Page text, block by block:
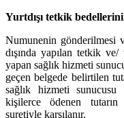
Yurtdışı tetkik
Numunenin gönderilmesi
dışında yapılan tetkik
yapan sağlık hizmeti
geçen belgede belirtilen
sağlık hizmeti sunucusu
kişilerce ödenen tutarın
suretiyle karşılanır.